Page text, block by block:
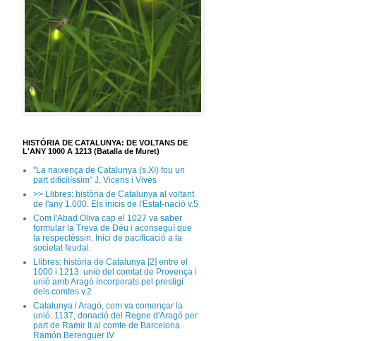
HISTÒRIA DE CATALUNYA: DE VOLTANS DE
L'ANY 1000 A 1213 (Batalla de Muret)
"La naixença de Catalunya (s.XI) fou un
part dificilíssim" J. Vicens i Vives
>> Llibres: història de Catalunya al voltant
de l'any 1.000. Els inicis de l'Estat-nació v.5
Com l'Abad Oliva cap el 1027 va saber
formular la Treva de Déu i aconseguí que
la respectèssin. Inici de pacificació a la
societat feudal.
Llibres: història de Catalunya [2] entre el
1000 i 1213: unió del comtat de Provença i
unió amb Aragó incorporats pel prestigi
dels comtes v.2
Catalunya i Aragó, com va començar la
unió: 1137, donació del Regne d'Aragó per
part de Ramir II al comte de Barcelona
Ramón Berenguer IV